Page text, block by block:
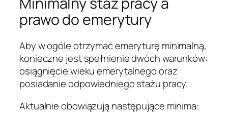
prawo do emerytury
Aby w ogóle otrzymać emeryturę minimalną,
konieczne jest spełnienie dwóch warunków:
osiągnięcie wieku emerytalnego oraz
posiadanie odpowiedniego stażu pracy.
Aktualnie obowiązują następujące minima: